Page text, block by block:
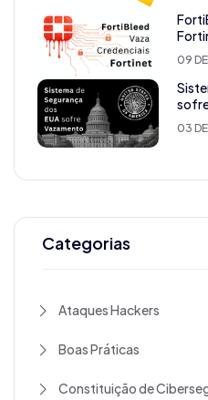
09
03
Categorias
Ataques Hackers
Boas Práticas
Constituição de